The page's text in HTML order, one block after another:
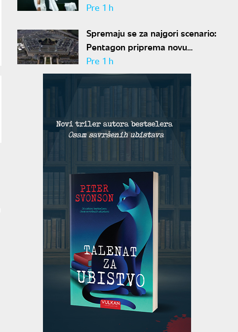
sve stariji, zato nam predlaže
Pre 1 h
Spremaju se za najgori scenario:
Pentagon priprema novu
nuklearnu strategiju za
eventualni sukob sa Rusijom i
Kinom
Pre 1 h